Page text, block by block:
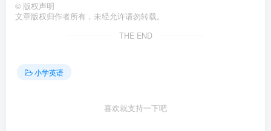
© 版权声明
文章版权归作者所有，未经允许请勿转载。
THE END
小学英语
喜欢就支持一下吧